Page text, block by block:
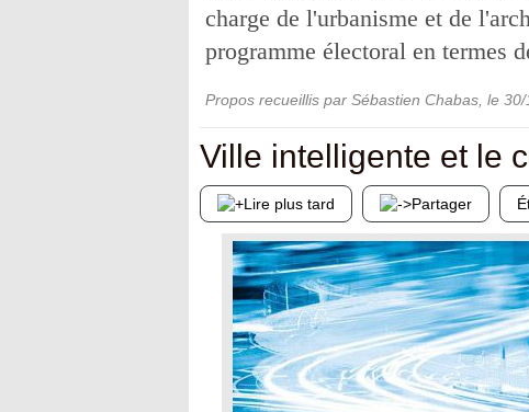
charge de l'urbanisme et de
programme électoral en termes
Propos recueillis par Sébastien Chabas , le 30/
Ville intelligente et le
Lire plus tard Partager